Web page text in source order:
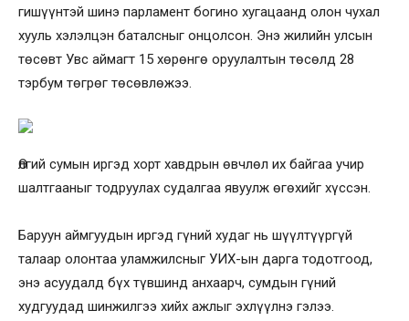
гишүүнтэй шинэ парламент богино хугацаанд олон чухал
хууль хэлэлцэн баталсныг онцолсон. Энэ жилийн улсын
төсөвт Увс аймагт 15 хөрөнгө оруулалтын төсөлд 28
тэрбум төгрөг төсөвлөжээ.
Өлгий сумын иргэд хорт хавдрын өвчлөл их байгаа учир
шалтгааныг тодруулах судалгаа явуулж өгөхийг хүссэн.
Баруун аймгуудын иргэд гүний худаг нь шүүлтүүргүй
талаар олонтаа уламжилсныг УИХ-ын дарга тодотгоод,
энэ асуудалд бүх түвшинд анхаарч, сумдын гүний
худгуудад шинжилгээ хийх ажлыг эхлүүлнэ гэлээ.